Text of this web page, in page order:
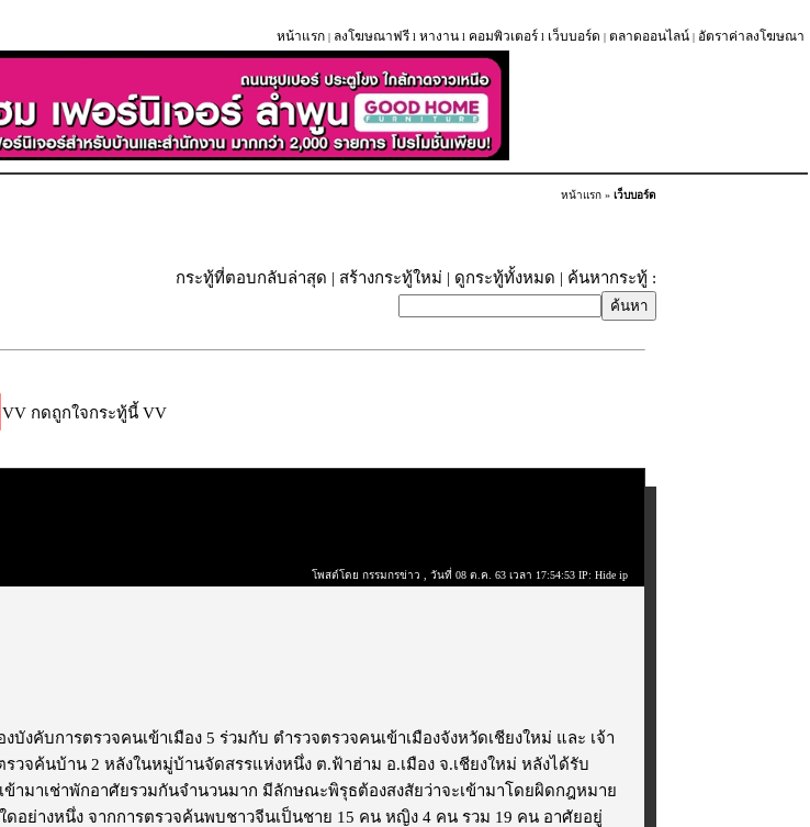
หน้าแรก | ลงโฆษณาฟรี l หางาน l คอมพิวเตอร์ l เว็บบอร์ด | ตลาดออนไลน์ | อัตราค่าลงโฆษณา
หน้าแรก » เว็บบอร์ด
กระทู้ที่ตอบกลับล่าสุด | สร้างกระทู้ใหม่ | ดูกระทู้ทั้งหมด | ค้นหากระทู้ :
VV กดถูกใจกระทู้นี้ VV
โพสต์โดย กรรมกรข่าว , วันที่ 08 ต.ค. 63 เวลา 17:54:53 IP: Hide ip
งคับการตรวจคนเข้าเมือง 5 ร่วมกับ ตำรวจตรวจคนเข้าเมืองจังหวัดเชียงใหม่ และ เจ้า
วจค้นบ้าน 2 หลังในหมู่บ้านจัดสรรแห่งหนึ่ง ต.ฟ้าฮ่าม อ.เมือง จ.เชียงใหม่ หลังได้รับ
ข้ามาเช่าพักอาศัยรวมกันจำนวนมาก มีลักษณะพิรุธต้องสงสัยว่าจะเข้ามาโดยผิดกฎหมาย
ดอย่างหนึ่ง จากการตรวจค้นพบชาวจีนเป็นชาย 15 คน หญิง 4 คน รวม 19 คน อาศัยอยู่